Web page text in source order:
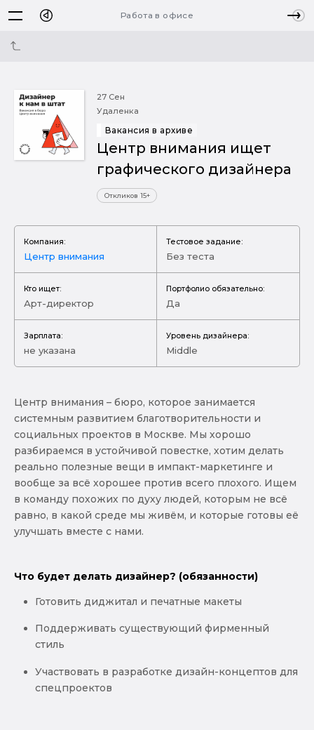
Работа в офисе
27 Сен
Удаленка
Вакансия в архиве
Центр внимания ищет
графического дизайнера
Откликов 15+
Компания:
Центр внимания
Тестовое задание:
Без теста
Кто ищет:
Арт-директор
Портфолио обязательно:
Да
Зарплата:
не указана
Уровень дизайнера:
Middle
Центр внимания – бюро, которое занимается
системным развитием благотворительности и
социальных проектов в Москве. Мы хорошо
разбираемся в устойчивой повестке, хотим делать
реально полезные вещи в импакт-маркетинге и
вообще за всё хорошее против всего плохого. Ищем
в команду похожих по духу людей, которым не всё
равно, в какой среде мы живём, и которые готовы её
улучшать вместе с нами.
Что будет делать дизайнер? (обязанности)
Готовить диджитал и печатные макеты
Поддерживать существующий фирменный
стиль
Участвовать в разработке дизайн-концептов для
спецпроектов